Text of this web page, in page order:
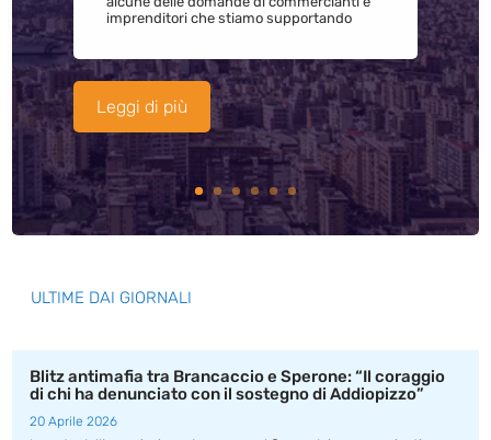
imprenditori che stiamo supportando
Leggi di più
ULTIME DAI GIORNALI
Blitz antimafia tra Brancaccio e Sperone: “Il coraggio
di chi ha denunciato con il sostegno di Addiopizzo”
20 Aprile 2026